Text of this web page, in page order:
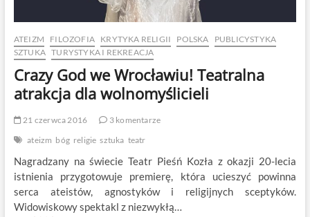
ATEIZM FILOZOFIA KRYTYKA RELIGII POLSKA
PUBLICYSTYKA
SZTUKA TURYSTYKA I REKREACJA
Crazy God we Wrocławiu! Teatralna
atrakcja dla wolnomyślicieli
21 czerwca 2016
3 komentarze
ateizm bóg religie sztuka teatr
Nagradzany na świecie Teatr Pieśń Kozła z okazji 20-lecia
istnienia przygotowuje premierę, która ucieszyć powinna
serca ateistów, agnostyków i religijnych sceptyków.
Widowiskowy spektakl z niezwykłą…